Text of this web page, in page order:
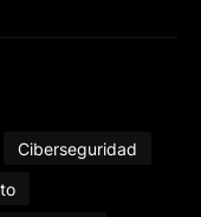
Ciberseguridad